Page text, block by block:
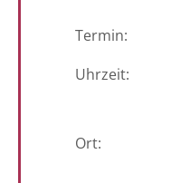
Termin:
Uhrzeit:
Ort: